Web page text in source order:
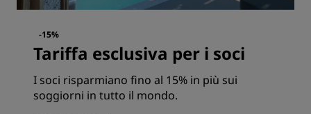
-15%
Tariffa esclusiva per i soci
I soci risparmiano fino al 15% in più sui
soggiorni in tutto il mondo.